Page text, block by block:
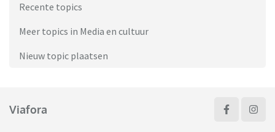
Recente topics
Meer topics in Media en cultuur
Nieuw topic plaatsen
Viafora